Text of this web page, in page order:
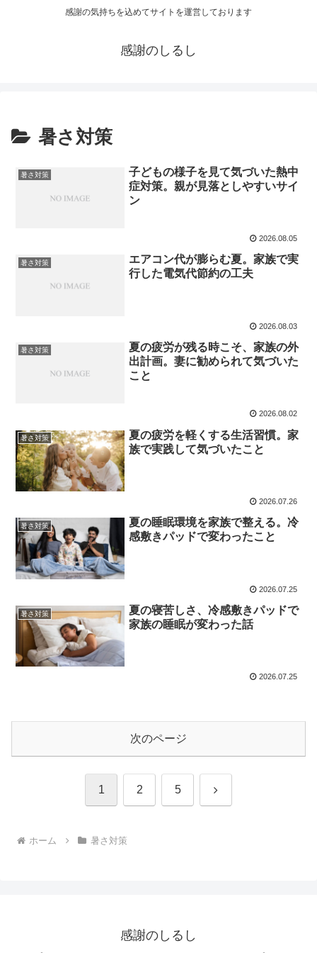
感謝の気持ちを込めてサイトを運営しております
感謝のしるし
暑さ対策
暑さ対策
子どもの様子を見て気づいた熱中
症対策。親が見落としやすいサイ
ン
2026.08.05
暑さ対策
エアコン代が膨らむ夏。家族で実
行した電気代節約の工夫
2026.08.03
暑さ対策
夏の疲労が残る時こそ、家族の外
出計画。妻に勧められて気づいた
こと
2026.08.02
暑さ対策
夏の疲労を軽くする生活習慣。家
族で実践して気づいたこと
2026.07.26
暑さ対策
夏の睡眠環境を家族で整える。冷
感敷きパッドで変わったこと
2026.07.25
暑さ対策
夏の寝苦しさ、冷感敷きパッドで
家族の睡眠が変わった話
2026.07.25
次のページ
1 2 5 次
ホーム 暑さ対策
感謝のしるし